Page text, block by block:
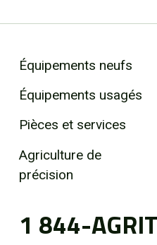
Équipements neufs
Équipements usagés
Pièces et services
Agriculture de
précision
1 844-